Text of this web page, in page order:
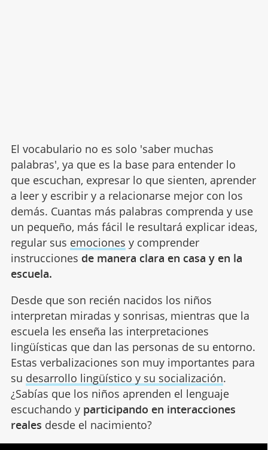
El vocabulario no es solo 'saber muchas
palabras', ya que es la base para entender lo
que escuchan, expresar lo que sienten, aprender
a leer y escribir y a relacionarse mejor con los
demás. Cuantas más palabras comprenda y use
un pequeño, más fácil le resultará explicar ideas,
regular sus emociones y comprender
instrucciones de manera clara en casa y en la
escuela.
Desde que son recién nacidos los niños
interpretan miradas y sonrisas, mientras que la
escuela les enseña las interpretaciones
lingüísticas que dan las personas de su entorno.
Estas verbalizaciones son muy importantes para
su desarrollo lingüístico y su socialización.
¿Sabías que los niños aprenden el lenguaje
escuchando y participando en interacciones
reales desde el nacimiento?